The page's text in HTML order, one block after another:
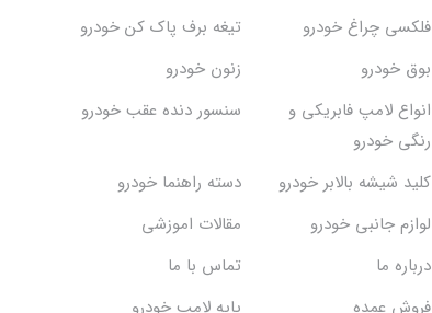
فلکسی چراغ خودرو
تیغه برف پاک کن خودرو
بوق خودرو
زنون خودرو
انواع لامپ فابریکی و
رنگی خودرو
سنسور دنده عقب خودرو
کلید شیشه بالابر خودرو
دسته راهنما خودرو
لوازم جانبی خودرو
مقالات اموزشی
درباره ما
تماس با ما
فروش عمده
پایه لامپ خودرو